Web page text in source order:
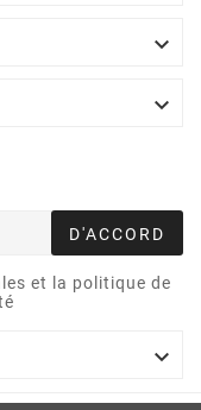


D'ACCORD
et la politique de
